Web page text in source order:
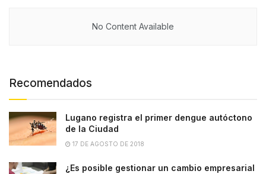
No Content Available
Recomendados
Lugano registra el primer dengue autóctono
de la Ciudad
17 DE AGOSTO DE 2018
¿Es posible gestionar un cambio empresarial